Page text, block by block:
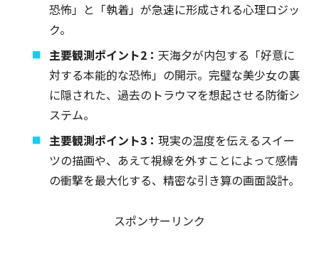
恐怖」と「執着」が急速に形成される心理ロジッ
ク。
主要観測ポイント2：天海夕が内包する「好意に
対する本能的な恐怖」の開示。完璧な美少女の裏
に隠された、過去のトラウマを想起させる防衛シ
ステム。
主要観測ポイント3：現実の温度を伝えるスイー
ツの描画や、あえて視線を外すことによって感情
の衝撃を最大化する、精密な引き算の画面設計。
スポンサーリンク